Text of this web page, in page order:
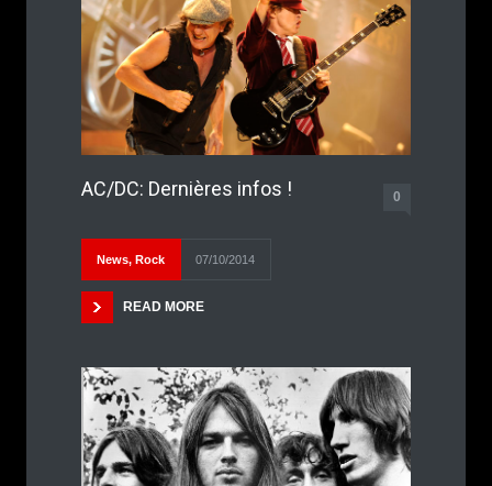
AC/DC: Dernières infos ! 0
News, Rock 07/10/2014
READ MORE